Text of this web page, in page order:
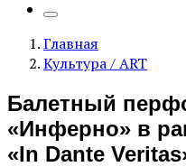
Главная
Культура / ART
Балетный
«Инферно» в
«In Dante